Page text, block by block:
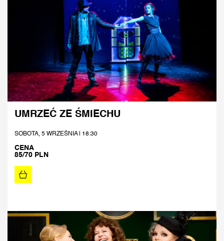
UMRZEĆ ZE ŚMIECHU
SOBOTA, 5 WRZEŚNIA | 18:30
CENA
85/70 PLN